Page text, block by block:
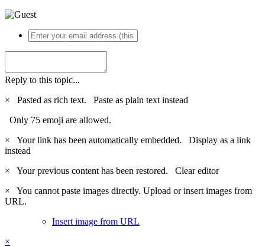
Reply to this topic...
×
Pasted as rich text. Paste as plain text instead
Only 75 emoji are allowed.
×
Your link has been automatically embedded. Display as a link
instead
×
Your previous content has been restored. Clear editor
×
You cannot paste images directly. Upload or insert images from
URL.
Insert image from URL
×